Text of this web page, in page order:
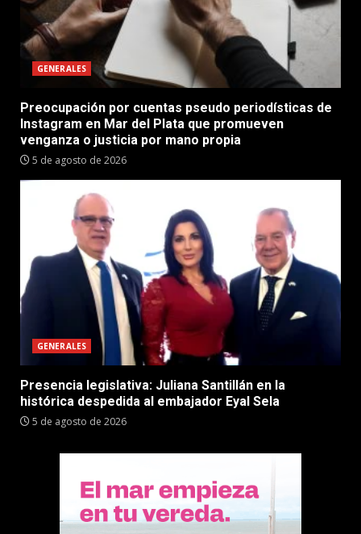
GENERALES
Preocupación por cuentas pseudo periodísticas de
Instagram en Mar del Plata que promueven
venganza o justicia por mano propia
5 de agosto de 2026
GENERALES
Presencia legislativa: Juliana Santillán en la
histórica despedida al embajador Eyal Sela
5 de agosto de 2026